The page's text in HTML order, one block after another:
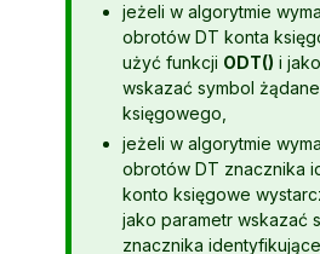
jeżeli w algorytmie
obrotów DT konta
użyć funkcji ODT() i
wskazać symbol
księgowego,
jeżeli w algorytmie
obrotów DT znacznika
konto księgowe
jako parametr wskazać
znacznika